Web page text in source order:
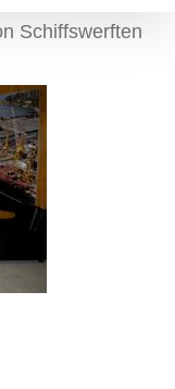
Schiffswerften